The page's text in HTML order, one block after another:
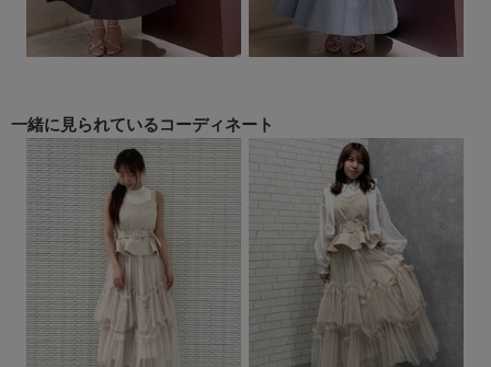
一緒に見られているコーディネート